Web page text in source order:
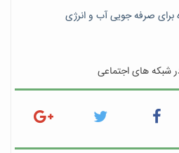
برای صرفه جویی آب و انرژی
شبکه های اجتماعی